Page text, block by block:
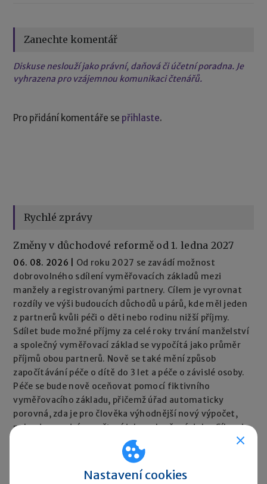
Zanechte komentář
Diskuse neslouží jako právní, daňová či účetní poradna. Je
vyhrazena pro vzájemnou komunikaci čtenářů.
Pro přidání komentáře se přihlaste.
Rychlé zprávy
Změny v důchodové reformě od 1. ledna 2027
06. 08. 2026
Od roku 2027 se zavádí možnost
dobrovolného sdílení vyměřovacích základů mezi
manžely a registrovanými partnery. Cílem je vyrovnat
rozdíly ve výši budoucích důchodů u párů, kde měl jeden
z partnerů kvůli péči o děti nebo rodinu nižší příjmy.
Sdílet bude možné příjmy za celé roky trvání manželství
a společný vyměřovací základ se vypočítá jako průměr
příjmů obou partnerů. Nově se také mění způsob
započítávání péče o dítě do 3 let a péče o závislé osoby.
Péče se bude nově oceňovat pomocí fiktivního
vyměřovacího základu, přičemž úřad automaticky
porovná, zda je pro člověka výhodnější nový výpočet,
nebo dosavadní započtení jako vyloučené doby. Cílem je,
aby péče neměla negativní dopad na výši důchodu.
Nastavení cookies